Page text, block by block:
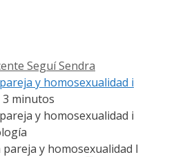
Seguí Sendra
3 minutos
y homosexualidad I